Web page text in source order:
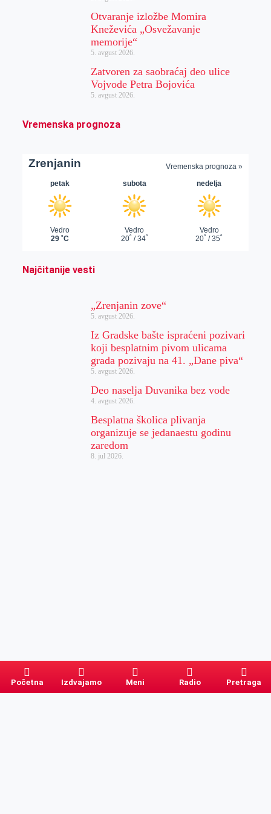
Otvaranje izložbe Momira
Kneževića „Osvežavanje
memorije“
5. avgust 2026.
Zatvoren za saobraćaj deo ulice
Vojvode Petra Bojovića
5. avgust 2026.
Vremenska prognoza
Najčitanije vesti
„Zrenjanin zove“
5. avgust 2026.
Iz Gradske bašte ispraćeni pozivari
koji besplatnim pivom ulicama
grada pozivaju na 41. „Dane piva“
5. avgust 2026.
Deo naselja Duvanika bez vode
4. avgust 2026.
Besplatna školica plivanja
organizuje se jedanaestu godinu
zaredom
8. jul 2026.
Početna Izdvajamo Meni Radio Pretraga